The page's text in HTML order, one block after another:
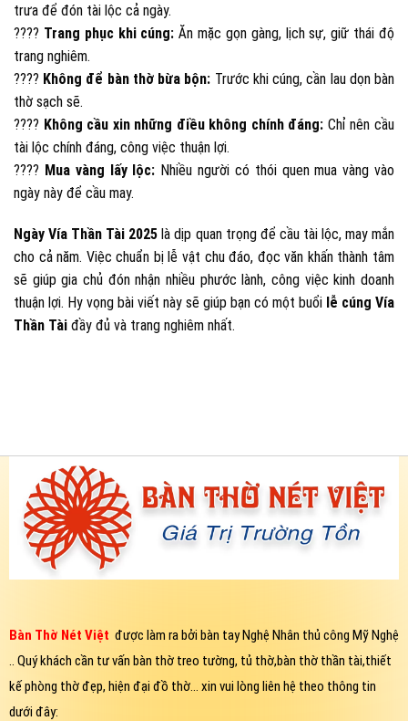
trưa để đón tài lộc cả ngày.
???? Trang phục khi cúng: Ăn mặc gọn gàng, lịch sự, giữ thái độ
trang nghiêm.
???? Không để bàn thờ bừa bộn: Trước khi cúng, cần lau dọn bàn
thờ sạch sẽ.
???? Không cầu xin những điều không chính đáng: Chỉ nên cầu
tài lộc chính đáng, công việc thuận lợi.
???? Mua vàng lấy lộc: Nhiều người có thói quen mua vàng vào
ngày này để cầu may.
Ngày Vía Thần Tài 2025 là dịp quan trọng để cầu tài lộc, may mắn
cho cả năm. Việc chuẩn bị lễ vật chu đáo, đọc văn khấn thành tâm
sẽ giúp gia chủ đón nhận nhiều phước lành, công việc kinh doanh
thuận lợi. Hy vọng bài viết này sẽ giúp bạn có một buổi lễ cúng Vía
Thần Tài đầy đủ và trang nghiêm nhất.
Bàn Thờ Nét Việt được làm ra bởi bàn tay Nghệ Nhân thủ công Mỹ Nghệ
.. Quý khách cần tư vấn bàn thờ treo tường, tủ thờ,bàn thờ thần tài,thiết
kế phòng thờ đẹp, hiện đại đồ thờ... xin vui lòng liên hệ theo thông tin
dưới đây: